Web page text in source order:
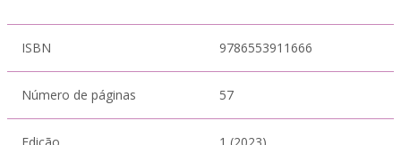
ISBN 9786553911666
Número de páginas 57